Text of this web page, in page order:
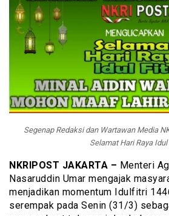
Segenap Redaksi dan Wartawan Media
Selamat Hari Raya Idul
NKRIPOST JAKARTA – Menteri
Nasaruddin Umar mengajak
menjadikan momentum Idulfitri
serempak pada Senin (31/3)